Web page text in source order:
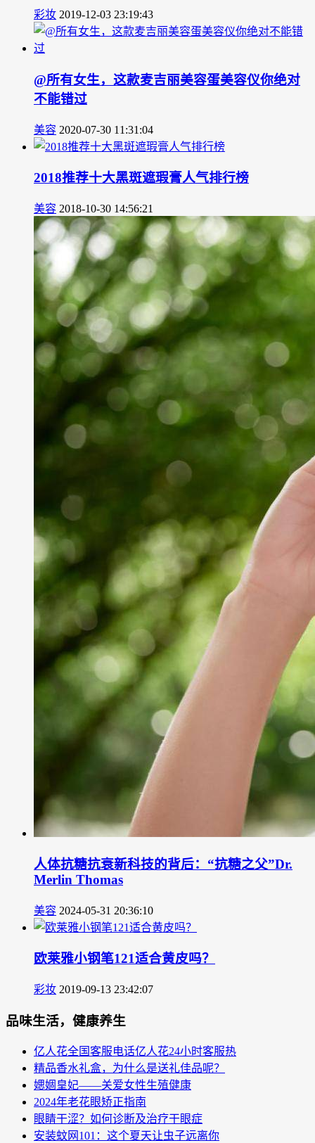
彩妆 2019-12-03 23:19:43
@所有女生，这款麦吉丽美容蛋美容仪你绝对
不能错过
美容 2020-07-30 11:31:04
2018推荐十大黑斑遮瑕膏人气排行榜
美容 2018-10-30 14:56:21
人体抗糖抗衰新科技的背后：“抗糖之父”Dr.
Merlin Thomas
美容 2024-05-31 20:36:10
欧莱雅小钢笔121适合黄皮吗？
彩妆 2019-09-13 23:42:07
品味生活，健康养生
亿人花全国客服电话亿人花24小时客服热
精品香水礼盒，为什么是送礼佳品呢？
媤婟皇妃——关爱女性生殖健康
2024年老花眼矫正指南
眼睛干涩？如何诊断及治疗干眼症
安装蚊网101：这个夏天让虫子远离你